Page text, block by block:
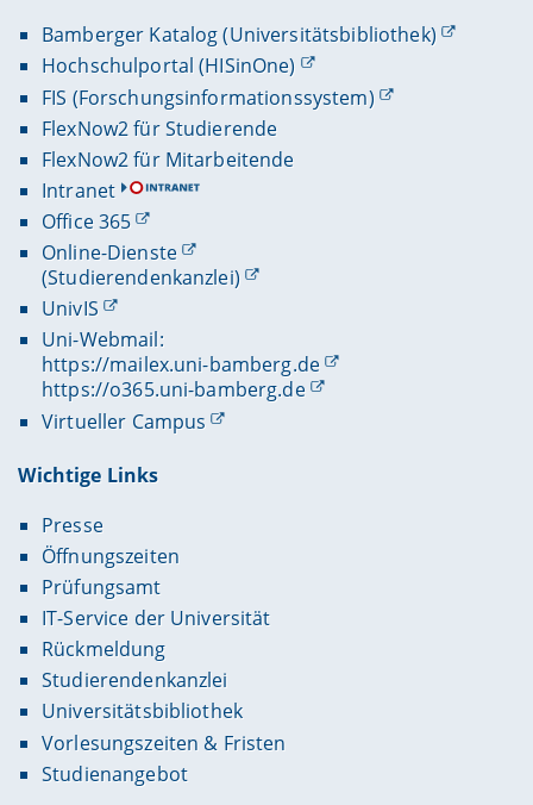
Bamberger Katalog (Universitätsbibliothek)
Hochschulportal (HISinOne)
FIS (Forschungsinformationssystem)
FlexNow2 für Studierende
FlexNow2 für Mitarbeitende
Intranet
Office 365
Online-Dienste
(Studierendenkanzlei)
UnivIS
Uni-Webmail:
https://mailex.uni-bamberg.de
https://o365.uni-bamberg.de
Virtueller Campus
Wichtige Links
Presse
Öffnungszeiten
Prüfungsamt
IT-Service der Universität
Rückmeldung
Studierendenkanzlei
Universitätsbibliothek
Vorlesungszeiten & Fristen
Studienangebot